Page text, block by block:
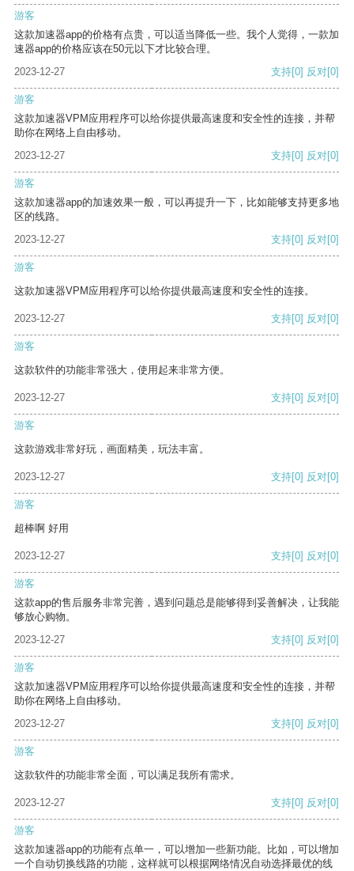
游客
这款加速器app的价格有点贵，可以适当降低一些。我个人觉得，一款加
速器app的价格应该在50元以下才比较合理。
2023-12-27
支持[0] 反对[0]
游客
这款加速器VPM应用程序可以给你提供最高速度和安全性的连接，并帮
助你在网络上自由移动。
2023-12-27
支持[0] 反对[0]
游客
这款加速器app的加速效果一般，可以再提升一下，比如能够支持更多地
区的线路。
2023-12-27
支持[0] 反对[0]
游客
这款加速器VPM应用程序可以给你提供最高速度和安全性的连接。
2023-12-27 支持[0] 反对[0]
游客
这款软件的功能非常强大，使用起来非常方便。
2023-12-27 支持[0] 反对[0]
游客
这款游戏非常好玩，画面精美，玩法丰富。
2023-12-27 支持[0] 反对[0]
游客
超棒啊 好用
2023-12-27 支持[0] 反对[0]
游客
这款app的售后服务非常完善，遇到问题总是能够得到妥善解决，让我能
够放心购物。
2023-12-27
支持[0] 反对[0]
游客
这款加速器VPM应用程序可以给你提供最高速度和安全性的连接，并帮
助你在网络上自由移动。
2023-12-27
支持[0] 反对[0]
游客
这款软件的功能非常全面，可以满足我所有需求。
2023-12-27 支持[0] 反对[0]
游客
这款加速器app的功能有点单一，可以增加一些新功能。比如，可以增加
一个自动切换线路的功能，这样就可以根据网络情况自动选择最优的线